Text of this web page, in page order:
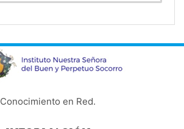
Conocimiento en Red.